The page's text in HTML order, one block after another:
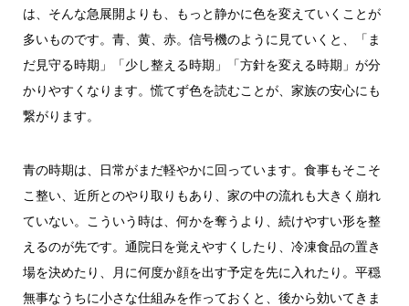
は、そんな急展開よりも、もっと静かに色を変えていくことが
多いものです。青、黄、赤。信号機のように見ていくと、「ま
だ見守る時期」「少し整える時期」「方針を変える時期」が分
かりやすくなります。慌てず色を読むことが、家族の安心にも
繋がります。
青の時期は、日常がまだ軽やかに回っています。食事もそこそ
こ整い、近所とのやり取りもあり、家の中の流れも大きく崩れ
ていない。こういう時は、何かを奪うより、続けやすい形を整
えるのが先です。通院日を覚えやすくしたり、冷凍食品の置き
場を決めたり、月に何度か顔を出す予定を先に入れたり。平穏
無事なうちに小さな仕組みを作っておくと、後から効いてきま